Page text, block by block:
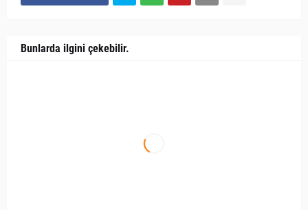
Bunlarda ilgini çekebilir.